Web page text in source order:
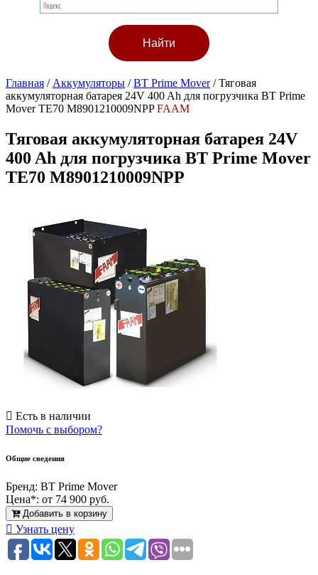
Главная / Аккумуляторы /BT Prime Mover/Тяговая
аккумуляторная батарея 24V 400 Ah для погрузчика BT Prime
Mover TE70 M8901210009NPP FAAM
Тяговая аккумуляторная батарея 24V
400 Ah для погрузчика BT Prime Mover
TE70 M8901210009NPP
Есть в наличии
Помочь с выбором?
Общие сведения
Бренд: BT Prime Mover
Цена*: от 74 900 руб.
Добавить в корзину
Узнать цену